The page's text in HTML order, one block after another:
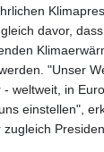
davor,
"Unser
weltweit, in
einstellen",